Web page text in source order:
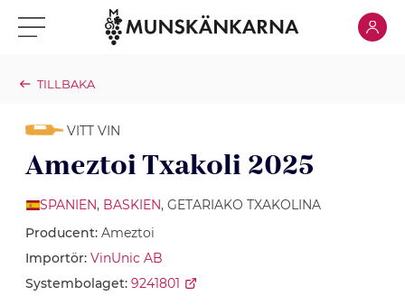
Klicka för meny Klicka
TILLBAKA
VITT VIN
Ameztoi Txakoli 2025
SPANIEN, BASKIEN, GETARIAKO TXAKOLINA
Producent: Ameztoi
Importör: VinUnic AB
Systembolaget: 9241801